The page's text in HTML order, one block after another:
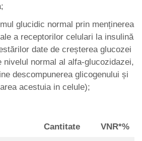
glucidic normal prin menținerea
a receptorilor celulari la insulină
date de creșterea glucozei
nivelul normal al alfa-glucozidazei,
descompunerea glicogenului și
acestuia in celule);
Cantitate VNR*%